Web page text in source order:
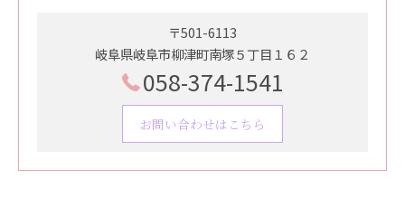
〒501-6113
岐阜県岐阜市柳津町南塚５丁目１６２
058-374-1541
お問い合わせはこちら